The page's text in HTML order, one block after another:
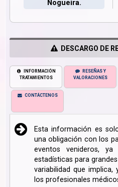
Nogueira.
DESCARGO DE
INFORMACIÓN
TRATAMIENTOS
RESEÑAS Y
VALORACIONES
CONTÁCTENOS
Esta información es
una obligación con los
eventos venideros,
estadísticas para
variabilidad que implica,
los profesionales